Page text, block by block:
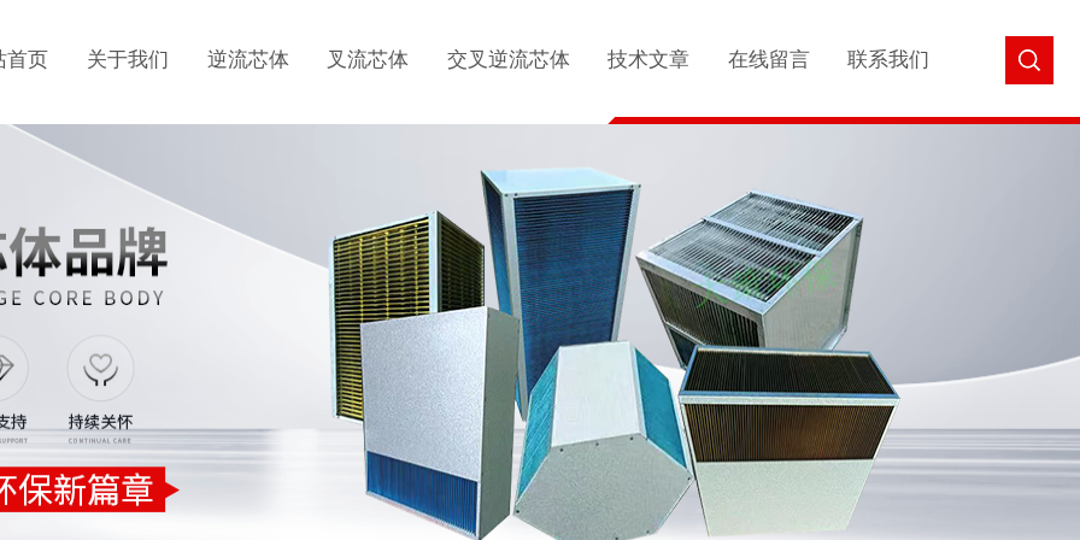
首页 关于我们 逆流芯体 叉流芯体 交叉逆流芯体 技术文章 在线留言 联系我们